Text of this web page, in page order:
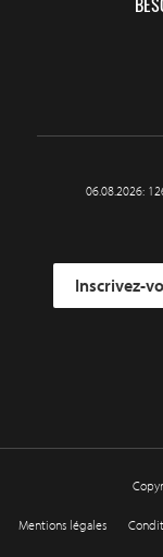
06.08.2026:
Inscrivez-
Mentions légales